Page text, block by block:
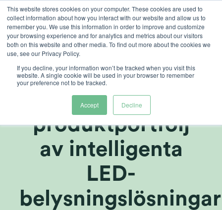
This website stores cookies on your computer. These cookies are used to
collect information about how you interact with our website and allow us to
remember you. We use this information in order to improve and customize
your browsing experience and for analytics and metrics about our visitors
both on this website and other media. To find out more about the cookies we
use, see our Privacy Policy.
If you decline, your information won’t be tracked when you visit this
website. A single cookie will be used in your browser to remember
your preference not to be tracked.
Accept Decline
Skip
content
Heliospectra
utökar sin
produktportfölj
av intelligenta
LED-
belysningslösningar